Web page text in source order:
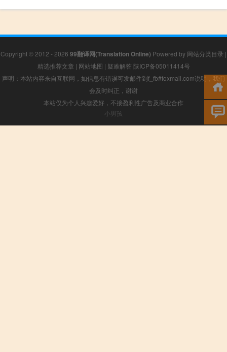
Copyright © 2012 - 2026 99翻译网(Translation Online) Powered by 网站分类目录 |
精选推荐文章 | 网站地图 | 疑难解答 陕ICP备05011414号
声明：本站内容来自互联网，如信息有错误可发邮件到f_fb#foxmail.com说明，我们
会及时纠正，谢谢
本站仅为个人兴趣爱好，不接盈利性广告及商业合作
小男孩